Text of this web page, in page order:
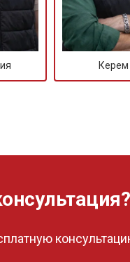
клапана